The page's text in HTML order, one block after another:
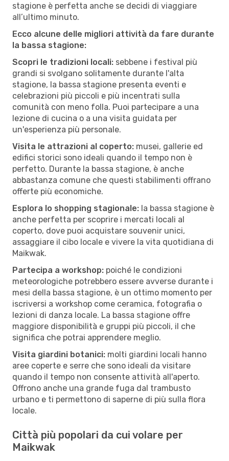
stagione è perfetta anche se decidi di viaggiare
all’ultimo minuto.
Ecco alcune delle migliori attività da fare durante
la bassa stagione:
Scopri le tradizioni locali: sebbene i festival più
grandi si svolgano solitamente durante l'alta
stagione, la bassa stagione presenta eventi e
celebrazioni più piccoli e più incentrati sulla
comunità con meno folla. Puoi partecipare a una
lezione di cucina o a una visita guidata per
un'esperienza più personale.
Visita le attrazioni al coperto: musei, gallerie ed
edifici storici sono ideali quando il tempo non è
perfetto. Durante la bassa stagione, è anche
abbastanza comune che questi stabilimenti offrano
offerte più economiche.
Esplora lo shopping stagionale: la bassa stagione è
anche perfetta per scoprire i mercati locali al
coperto, dove puoi acquistare souvenir unici,
assaggiare il cibo locale e vivere la vita quotidiana di
Maikwak.
Partecipa a workshop: poiché le condizioni
meteorologiche potrebbero essere avverse durante i
mesi della bassa stagione, è un ottimo momento per
iscriversi a workshop come ceramica, fotografia o
lezioni di danza locale. La bassa stagione offre
maggiore disponibilità e gruppi più piccoli, il che
significa che potrai apprendere meglio.
Visita giardini botanici: molti giardini locali hanno
aree coperte e serre che sono ideali da visitare
quando il tempo non consente attività all'aperto.
Offrono anche una grande fuga dal trambusto
urbano e ti permettono di saperne di più sulla flora
locale.
Città più popolari da cui volare per
Maikwak